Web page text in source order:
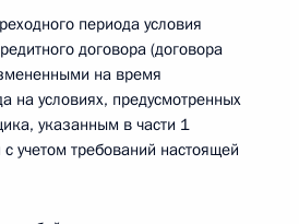
периода условия
договора (договора
на время
на условиях, предусмотренных
указанным в части 1
учетом требований настоящей